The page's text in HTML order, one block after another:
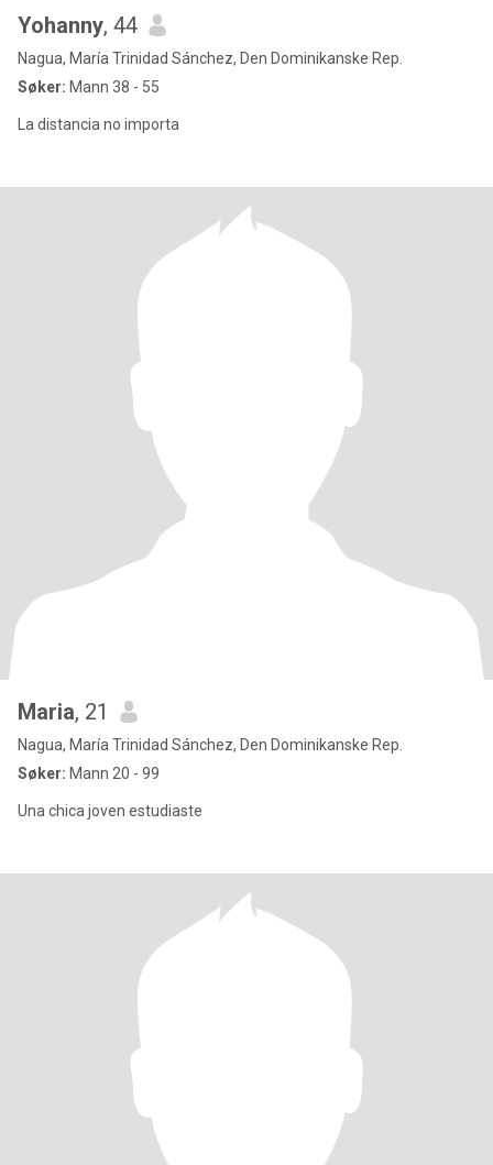
Yohanny, 44
Nagua, María Trinidad Sánchez, Den Dominikanske Rep.
Søker: Mann 38 - 55
La distancia no importa
Maria, 21
Nagua, María Trinidad Sánchez, Den Dominikanske Rep.
Søker: Mann 20 - 99
Una chica joven estudiaste